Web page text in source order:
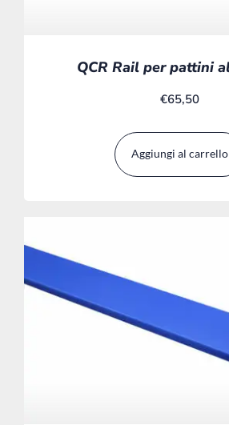
QCR Rail per pattini
€65,50
Aggiungi al carrello